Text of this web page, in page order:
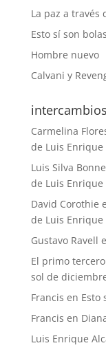
La paz a través
Esto sí son bolas
Hombre nuevo
Calvani y
intercambios
Carmelina
de Luis Enrique
Luis Silva
de Luis Enrique
David Corothie
de Luis Enrique
Gustavo Ravell
El primo
sol de
Francis en Esto
Francis en
Luis Enrique